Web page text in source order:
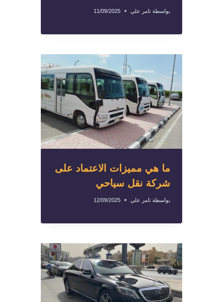
بواسطة تامر علي 11/09/2025
ما هي مميزات الاعتماد على
شركة نقل سياحي
بواسطة تامر علي 12/09/2025